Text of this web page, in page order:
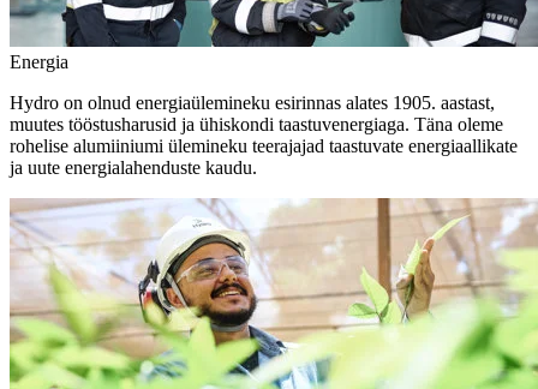
Energia
Hydro on olnud energiaülemineku esirinnas alates 1905. aastast,
muutes tööstusharusid ja ühiskondi taastuvenergiaga. Täna oleme
rohelise alumiiniumi ülemineku teerajajad taastuvate energiaallikate
ja uute energialahenduste kaudu.